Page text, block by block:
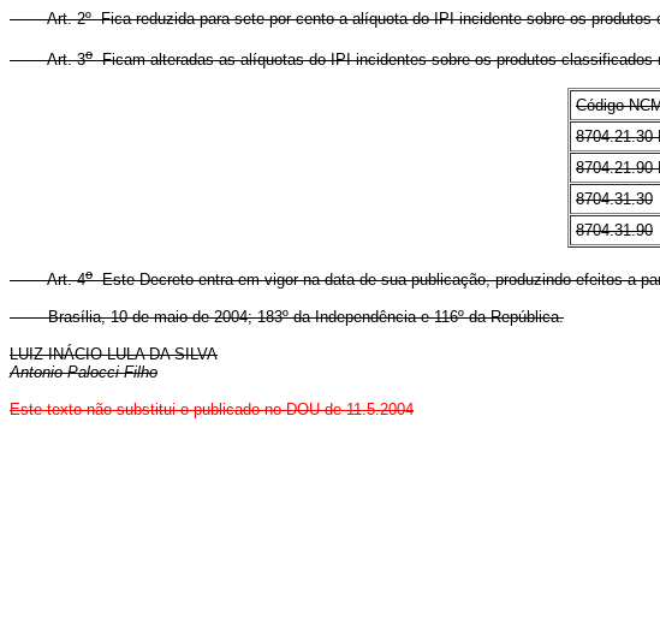
Art. 2º Fica reduzida para sete por cento a alíquota do IPI incidente sobre os
Art. 3oFicam alteradas as alíquotas do IPI incidentes sobre os produtos classificados
Código
8704.21.30
8704.21.90
8704.31.30
8704.31.90
Art. 4oEste Decreto entra em vigor na data de sua publicação, produzindo efeitos a
Brasília, 10 de maio de 2004; 183º da Independência e 116º da República.
LUIZ INÁCIO LULA DA SILVA
Antonio Palocci Filho
Este texto não substitui o publicado no DOU de 11.5.2004